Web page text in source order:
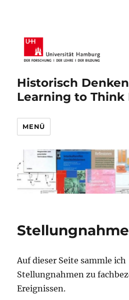
Historisch
Learning to
MENÜ
Auf dieser Seite sammle ich
Stellungnahmen zu
Ereignissen.